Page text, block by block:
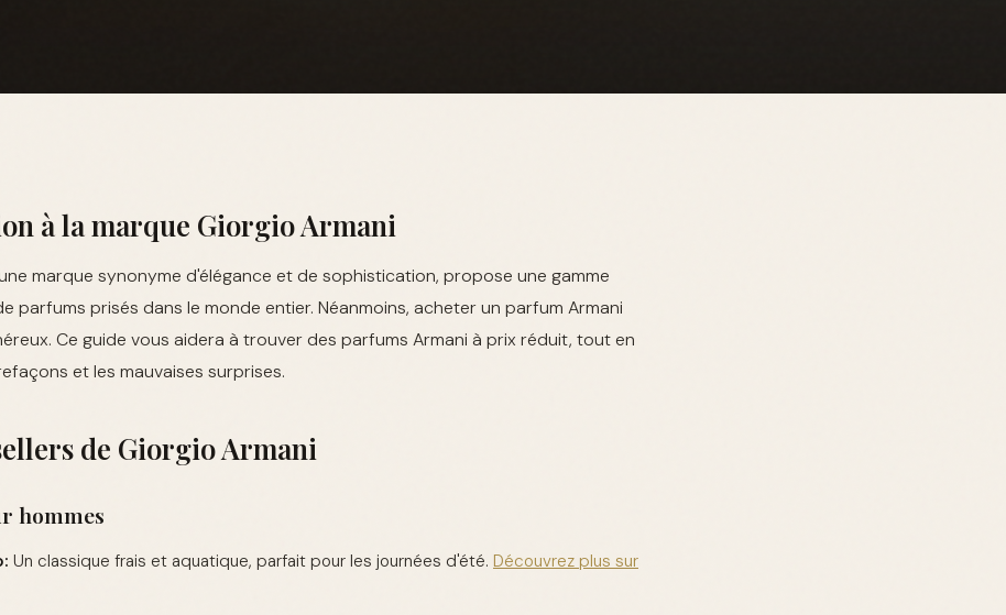
à la marque Giorgio Armani
marque synonyme d'élégance et de sophistication, propose une gamme
parfums prisés dans le monde entier. Néanmoins, acheter un parfum Armani
Ce guide vous aidera à trouver des parfums Armani à prix réduit, tout en
et les mauvaises surprises.
de Giorgio Armani
hommes
Un classique frais et aquatique, parfait pour les journées d'été. Découvrez plus sur